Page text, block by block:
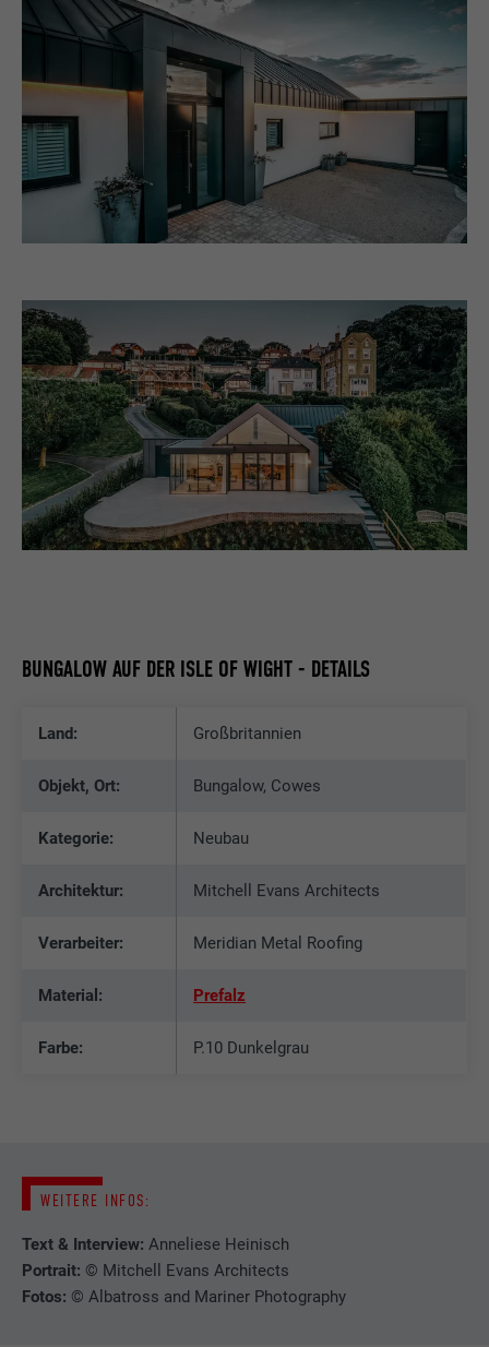
BUNGALOW AUF DER ISLE OF WIGHT - DETAILS
Land: Großbritannien
Objekt, Ort: Bungalow, Cowes
Kategorie: Neubau
Architektur: Mitchell Evans Architects
Verarbeiter: Meridian Metal Roofing
Material: Prefalz
Farbe: P.10 Dunkelgrau
WEITERE INFOS:
Text & Interview: Anneliese Heinisch
Portrait: © Mitchell Evans Architects
Fotos: © Albatross and Mariner Photography